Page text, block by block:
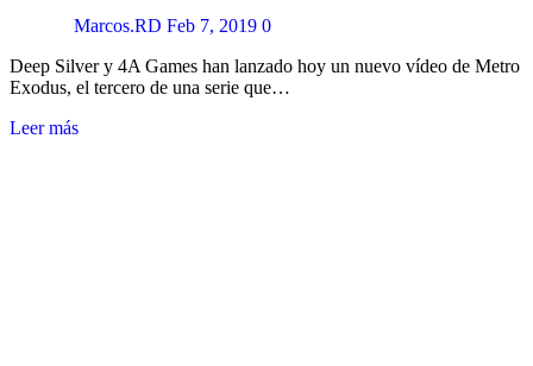
Marcos.RD Feb 7, 2019 0
Deep Silver y 4A Games han lanzado hoy un nuevo vídeo de Metro
Exodus, el tercero de una serie que…
Leer más